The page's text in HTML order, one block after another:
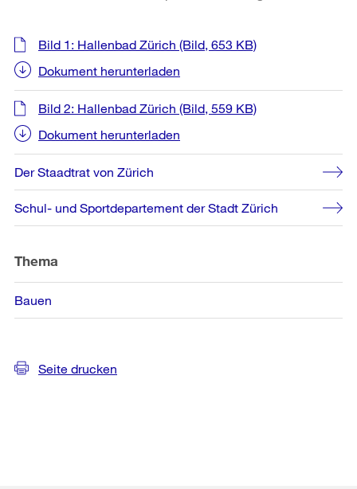
Weitere
Informationen
Bild 1: Hallenbad Zürich (Bild, 653 KB)
Dokument herunterladen
Bild 2: Hallenbad Zürich (Bild, 559 KB)
Dokument herunterladen
Der Staadtrat von Zürich
Schul- und Sportdepartement der Stadt Zürich
Thema
Bauen
Seite drucken